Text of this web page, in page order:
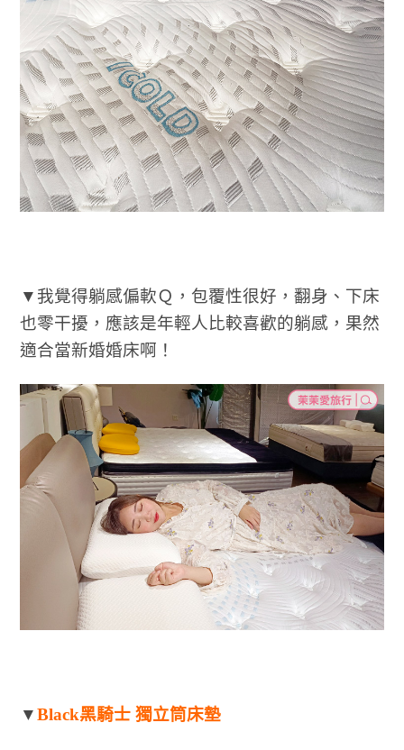
▼我覺得躺感偏軟Ｑ，包覆性很好，翻身、下床
也零干擾，應該是年輕人比較喜歡的躺感，果然
適合當新婚婚床啊！
▼Black黑騎士 獨立筒床墊